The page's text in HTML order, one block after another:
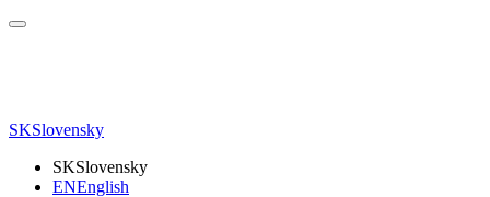
SKSlovensky
SKSlovensky
ENEnglish